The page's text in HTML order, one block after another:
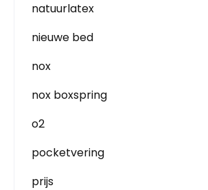
natuurlatex
nieuwe bed
nox
nox boxspring
o2
pocketvering
prijs